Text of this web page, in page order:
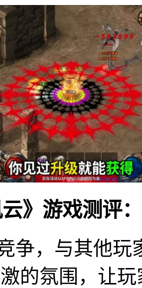
》游戏测评：
争，与其他
的氛围，让